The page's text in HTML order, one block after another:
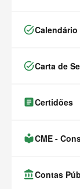
task_alt
task_altCarta de
articleCertidões
local_libraryCME -
account_balanceContas